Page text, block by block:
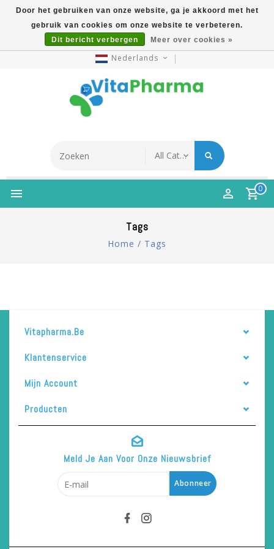
5% Korting Na Aanmelding Op Nieuwsbrief | Gratis
Verzending Vanaf €49 | Online Sinds 2007
Nederlands
0
Tags
Home / Tags
Vitapharma.be
Klantenservice
Mijn Account
Producten
Meld Je Aan Voor Onze Nieuwsbrief
Abonneer
Door het gebruiken van onze website, ga je akkoord met het
gebruik van cookies om onze website te verbeteren.
Dit bericht verbergen
Meer over cookies »